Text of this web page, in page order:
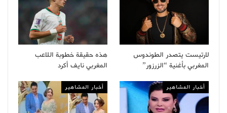
لارتيست يتصدر الطوندوس
المغربي بأغنية “الزرزور”
هذه حقيقة خطوبة اللاعب
المغربي نايف أكرد
أخبار المشاهير أخبار المشاهير